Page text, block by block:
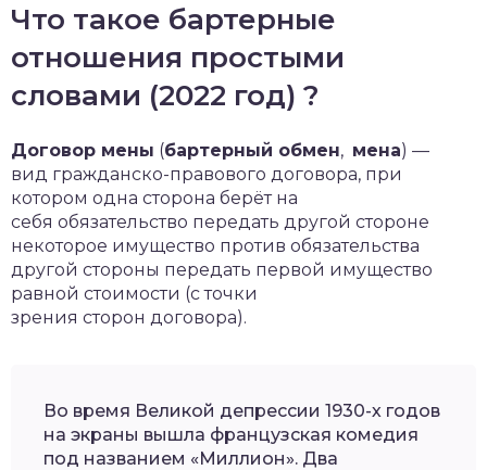
Что такое бартерные
отношения простыми
словами (2022 год) ?
Договор мены (бартерный обмен, мена) —
вид гражданско-правового договора, при
котором одна сторона берёт на
себя обязательство передать другой стороне
некоторое имущество против обязательства
другой стороны передать первой имущество
равной стоимости (с точки
зрения сторон договора).
Во время Великой депрессии 1930-х годов
на экраны вышла французская комедия
под названием «Миллион». Два